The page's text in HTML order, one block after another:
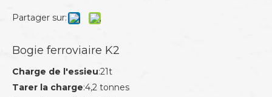
Partager sur:
Bogie ferroviaire K2
Charge de l'essieu:21t
Tarer la charge:4,2 tonnes